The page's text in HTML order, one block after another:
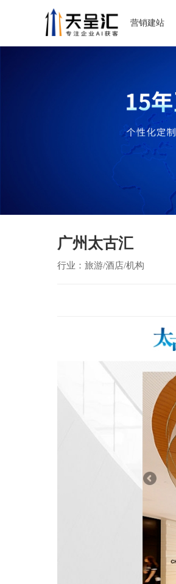
营销建站
广州太古汇
行业：旅游/酒店/机构